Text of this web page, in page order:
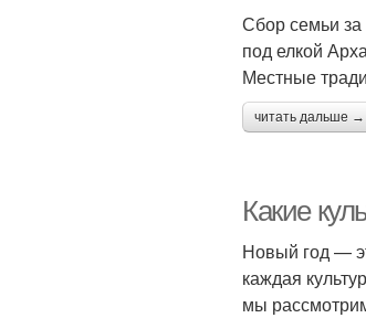
Сбор семьи
под елкой
Местные
читать дальше →
Какие
Новый год —
каждая
мы